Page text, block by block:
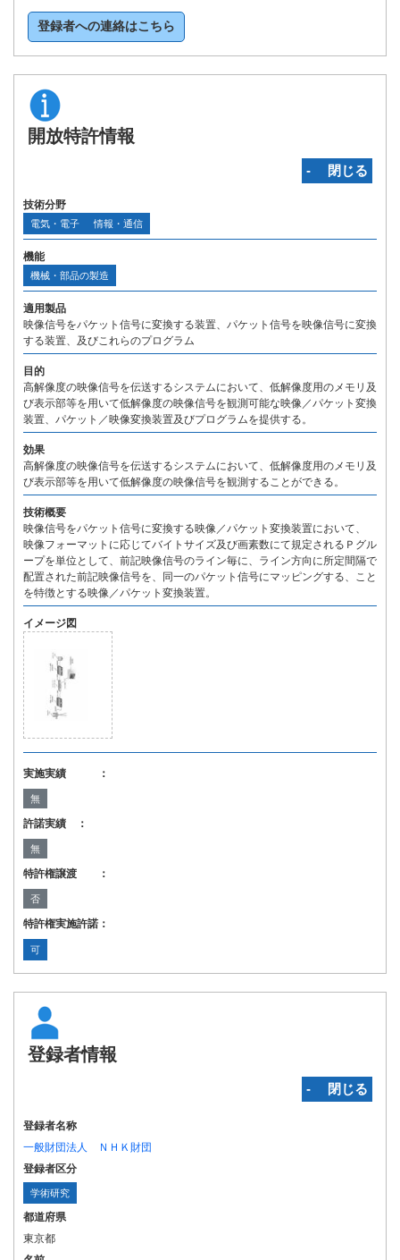
登録者への連絡はこちら
開放特許情報
‐ 閉じる
技術分野
電気・電子 情報・通信
機能
機械・部品の製造
適用製品
映像信号をパケット信号に変換する装置、パケット信号を映像信号に変換
する装置、及びこれらのプログラム
目的
高解像度の映像信号を伝送するシステムにおいて、低解像度用のメモリ及
び表示部等を用いて低解像度の映像信号を観測可能な映像／パケット変換
装置、パケット／映像変換装置及びプログラムを提供する。
効果
高解像度の映像信号を伝送するシステムにおいて、低解像度用のメモリ及
び表示部等を用いて低解像度の映像信号を観測することができる。
技術概要
映像信号をパケット信号に変換する映像／パケット変換装置において、
映像フォーマットに応じてバイトサイズ及び画素数にて規定されるＰグル
ープを単位として、前記映像信号のライン毎に、ライン方向に所定間隔で
配置された前記映像信号を、同一のパケット信号にマッピングする、こと
を特徴とする映像／パケット変換装置。
イメージ図
実施実績 ：
無
許諾実績 ：
無
特許権譲渡 ：
否
特許権実施許諾：
可
登録者情報
‐ 閉じる
登録者名称
一般財団法人 ＮＨＫ財団
登録者区分
学術研究
都道府県
東京都